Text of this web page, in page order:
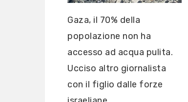
Gaza, il 70% della
popolazione non ha
accesso ad acqua pulita.
Ucciso altro giornalista
con il figlio dalle forze